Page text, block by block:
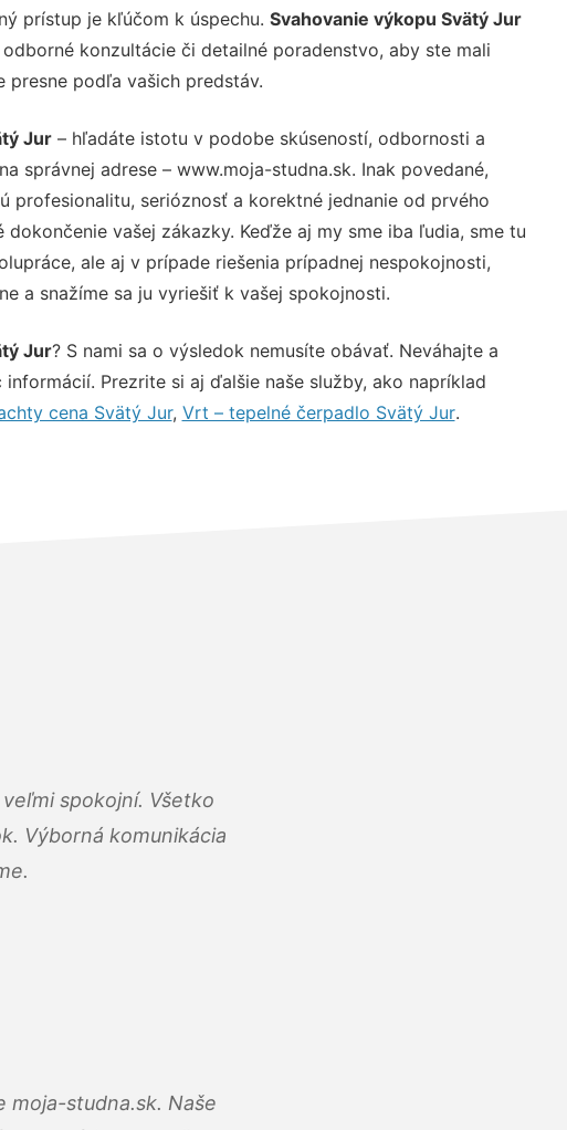
prístup je kľúčom k úspechu. Svahovanie výkopu Svätý Jur
konzultácie či detailné poradenstvo, aby ste mali
presne podľa vašich predstáv.
Jur– hľadáte istotu v podobe skúseností, odbornosti a
správnej adrese – www.moja-studna.sk. Inak povedané,
profesionalitu, serióznosť a korektné jednanie od prvého
vašej zákazky. Keďže aj my sme iba ľudia, sme tu
ale aj v prípade riešenia prípadnej nespokojnosti,
a snažíme sa ju vyriešiť k vašej spokojnosti.
Jur? S nami sa o výsledok nemusíte obávať. Neváhajte a
Prezrite si aj ďalšie naše služby, ako napríklad
cena Svätý Jur, Vrt – tepelné čerpadlo Svätý Jur.
spokojní. Všetko
Výborná komunikácia
moja-studna.sk. Naše